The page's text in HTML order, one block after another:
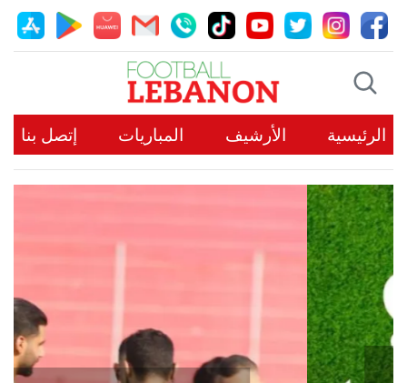
الرئيسية الأرشيف المباريات إتصل بنا